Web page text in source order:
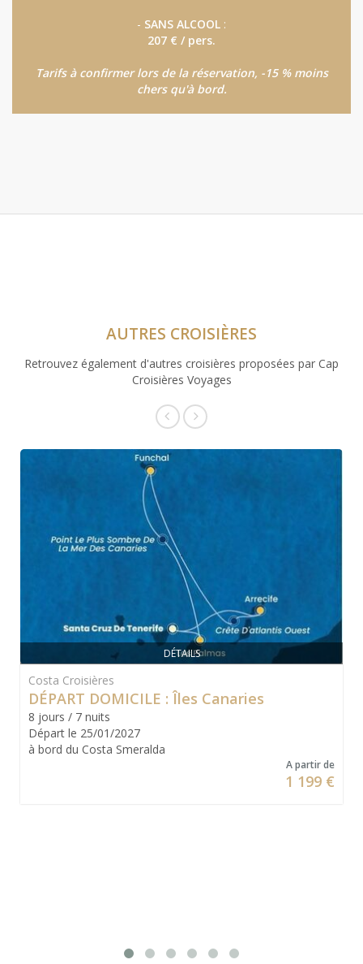
- SANS ALCOOL :
207 € / pers.
Tarifs à confirmer lors de la réservation, -15 % moins
chers qu'à bord.
AUTRES CROISIÈRES
Retrouvez également d'autres croisières proposées par Cap
Croisières Voyages
DÉTAILS
Costa Croisières
DÉPART DOMICILE : Îles Canaries
8 jours / 7 nuits
Départ le 25/01/2027
à bord du Costa Smeralda
A partir de
1 199 €